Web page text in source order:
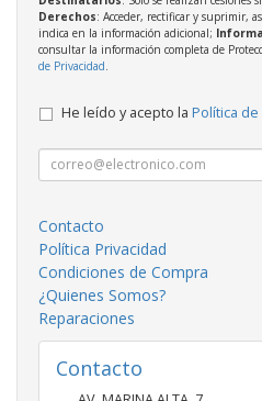
Derechos: Acceder, rectificar y suprimir,
indica en la información adicional;
consultar la información completa de
de Privacidad.
He leído y acepto la Política de
Contacto
Política Privacidad
Condiciones de Compra
¿Quienes Somos?
Reparaciones
Contacto